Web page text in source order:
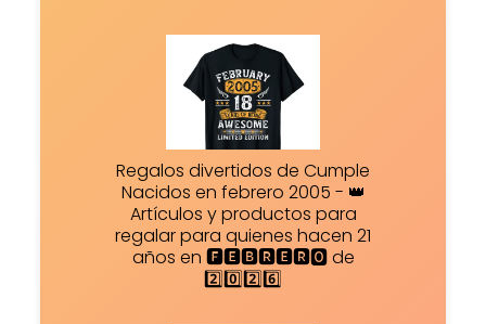
Regalos divertidos de Cumple
Nacidos en febrero 2005 - 👑
Artículos y productos para
regalar para quienes hacen 21
años en 🅵🅴🅱🆁🅴🆁🅾 de
2️⃣0️⃣2️⃣6️⃣